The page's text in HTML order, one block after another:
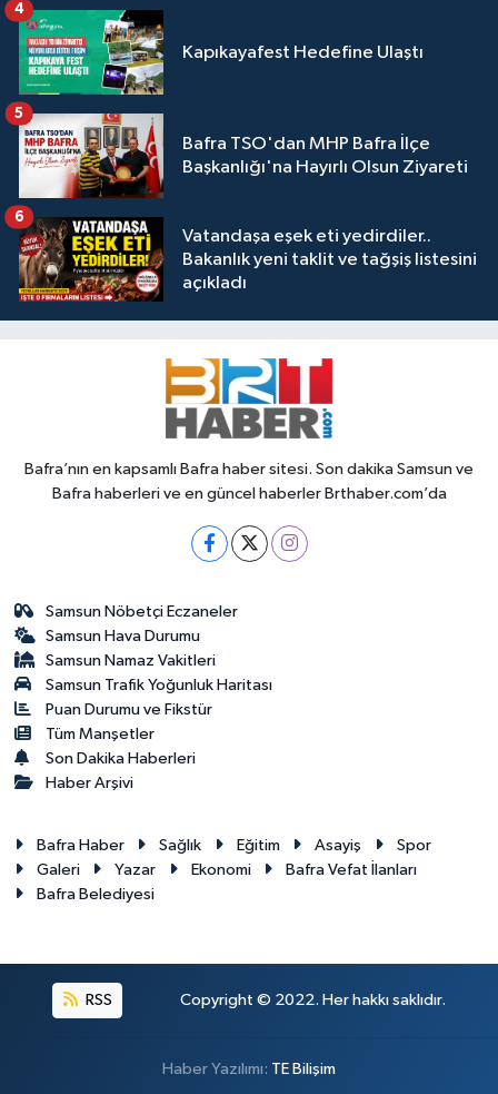
Kapıkayafest Hedefine Ulaştı
4
Bafra TSO'dan MHP Bafra İlçe
Başkanlığı'na Hayırlı Olsun Ziyareti
5
Vatandaşa eşek eti yedirdiler..
Bakanlık yeni taklit ve tağşiş listesini
açıkladı
6
Bafra’nın en kapsamlı Bafra haber sitesi. Son dakika Samsun ve
Bafra haberleri ve en güncel haberler Brthaber.com’da
Samsun Nöbetçi Eczaneler
Samsun Hava Durumu
Samsun Namaz Vakitleri
Samsun Trafik Yoğunluk Haritası
Puan Durumu ve Fikstür
Tüm Manşetler
Son Dakika Haberleri
Haber Arşivi
Bafra Haber Sağlık Eğitim Asayiş
Spor
Galeri
Yazar Ekonomi
Bafra Vefat İlanları
Bafra Belediyesi
RSS Copyright © 2022. Her hakkı saklıdır.
Haber Yazılımı: TE Bilişim